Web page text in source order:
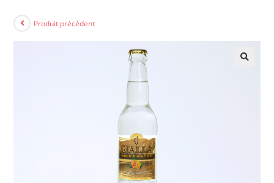
Produit précédent